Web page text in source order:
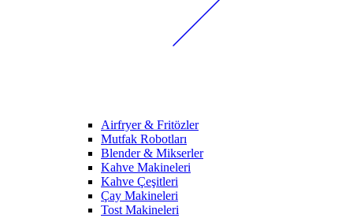
Airfryer & Fritözler
Mutfak Robotları
Blender & Mikserler
Kahve Makineleri
Kahve Çeşitleri
Çay Makineleri
Tost Makineleri